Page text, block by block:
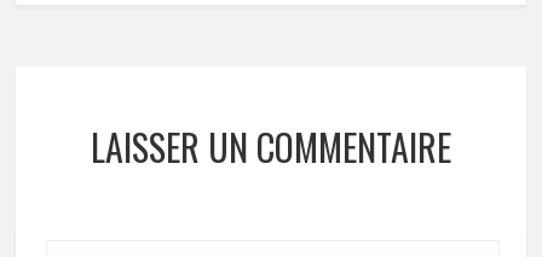
LAISSER UN COMMENTAIRE